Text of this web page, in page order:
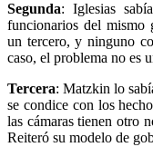
Segunda: Iglesias
funcionarios del mismo
un tercero, y ninguno
caso, el problema no es
Tercera: Matzkin lo
se condice con los
las cámaras tienen otro
Reiteró su modelo de